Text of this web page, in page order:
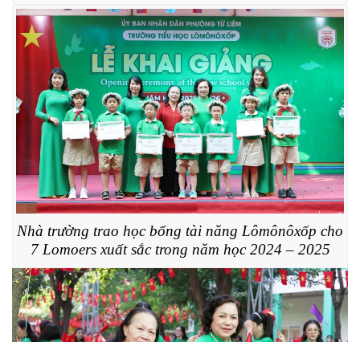
Nhà trường trao học bổng tài năng Lômônôxốp cho
7 Lomoers xuất sắc trong năm học 2024 – 2025